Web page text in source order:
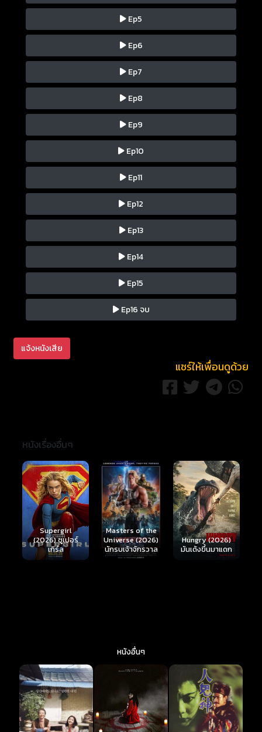
Ep5
Ep6
Ep7
Ep8
Ep9
Ep10
Ep11
Ep12
Ep13
Ep14
Ep15
Ep16 จบ
แจ้งหนังเสีย
แชร์ให้เพื่อนดูด้วย
หนังเรื่องอื่นๆ
Masters of the
Universe (2026)
นักรบเจ้าจักรวาล
Hungry (2026)
มันเด้งขึ้นมาแดก
Ready or Not 2:
Here I Come
(2026) เกมพร้อม
ตาย 2
หนังอื่นๆ